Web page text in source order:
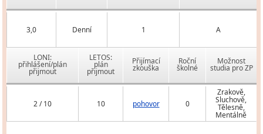
3,0 Denní 1 A
LONI:
přihlášení/plán
přijmout
LETOS:
plán
přijmout
Přijímací
zkouška
Roční
školné
Možnost
studia pro ZP
2 / 10 10 pohovor 0
Zrakově,
Sluchově,
Tělesně,
Mentálně